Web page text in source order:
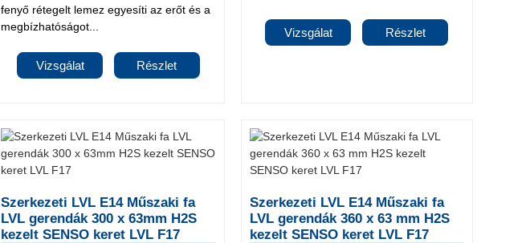
fenyő rétegelt lemez egyesíti az erőt és a
megbízhatóságot...
Vizsgálat Részlet
Vizsgálat Részlet
Szerkezeti LVL E14 Műszaki fa
LVL gerendák 300 x 63mm H2S
kezelt SENSO keret LVL F17
Szerkezeti LVL E14 Műszaki fa
LVL gerendák 360 x 63 mm H2S
kezelt SENSO keret LVL F17